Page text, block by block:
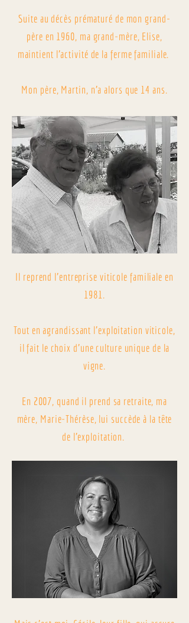
Suite au décès prématuré de mon grand-
père en 1960, ma grand-mère, Elise,
maintient l'activité de la ferme familiale.
Mon père, Martin, n'a alors que 14 ans.
Il reprend l'entreprise viticole familiale en
1981.
Tout en agrandissant l'exploitation viticole,
il fait le choix d’une culture unique de la
vigne.
En 2007, quand il prend sa retraite, ma
mère, Marie-Thérèse, lui succède à la tête
de l’exploitation.